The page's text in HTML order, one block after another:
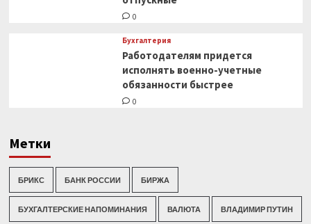
0
Бухгалтерия
Работодателям придется
исполнять военно-учетные
обязанности быстрее
0
Метки
БРИКС БАНК РОССИИ БИРЖА
БУХГАЛТЕРСКИЕ НАПОМИНАНИЯ ВАЛЮТА ВЛАДИМИР ПУТИН